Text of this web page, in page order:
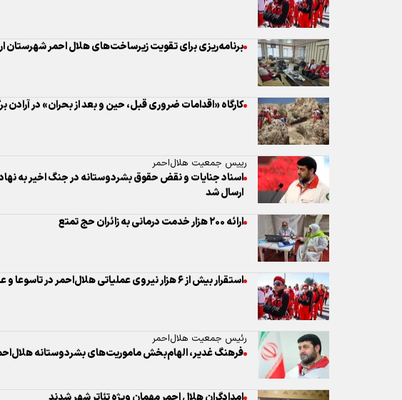
برنامه‌ریزی برای تقویت زیرساخت‌های هلال احمر شهرستان
کارگاه «اقدامات ضروری قبل، حین و بعد از بحران» در آرادن
رییس جمعیت هلال‌احمر
اسناد جنایات و نقض حقوق بشردوستانه در جنگ اخیر به
ارسال شد
ارائه ۲۰۰ هزار خدمت درمانی به زائران حج تمتع
استقرار بیش از ۶ هزار نیروی عملیاتی هلال‌احمر در تاسوعا و عاشورای حسینی
رئیس جمعیت هلال‌احمر
فرهنگ غدیر، الهام‌بخش ماموریت‌های بشردوستانه